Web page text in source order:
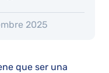
2025
que ser una